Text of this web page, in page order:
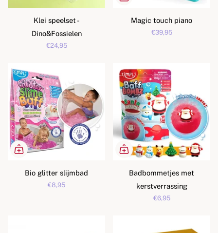
Klei speelset -
Dino&Fossielen
€24,95
Magic touch piano
€39,95
Bio glitter slijmbad
€8,95
Badbommetjes met
kerstverrassing
€6,95